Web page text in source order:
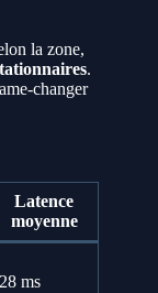
la zone,
.
changer
Latence
moyenne
28 ms